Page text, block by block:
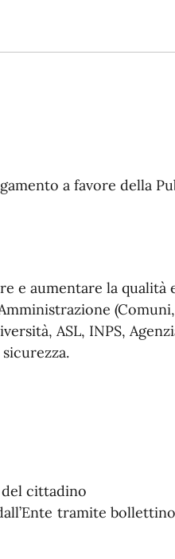
a favore della
e aumentare la qualità
ASL, INPS,
cittadino
tramite